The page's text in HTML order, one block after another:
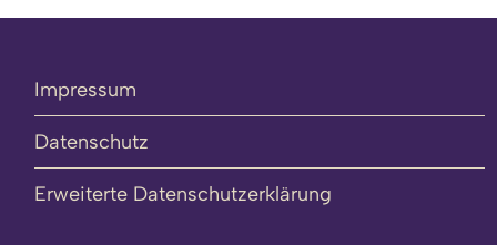
Impressum
Datenschutz
Erweiterte Datenschutzerklärung